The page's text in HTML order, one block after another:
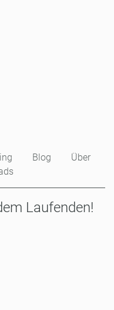
Blog
Über
Laufenden!